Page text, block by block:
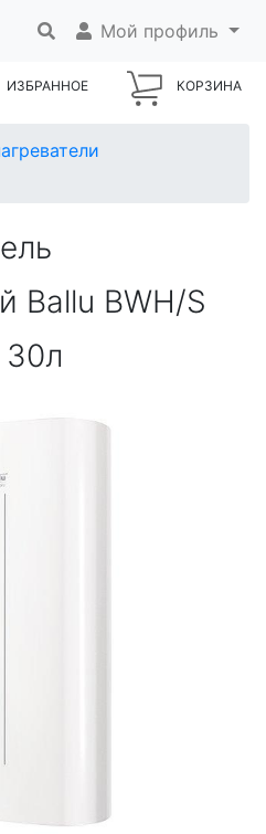
Мой профиль
ИЗБРАННОЕ КОРЗИНА
Ballu BWH/S